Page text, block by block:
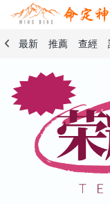
最新 推薦 查經
禱告精選
查經精選
見證精選
101課程
洗禮禮文
聖餐禮文
03 利未記
04 民數
07 士師記
08 路得
11